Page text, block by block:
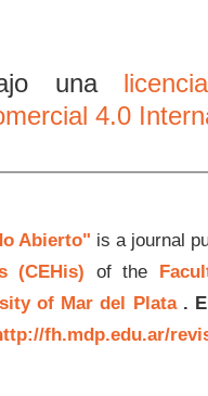
una
4.0
Abierto" is a journal
(CEHis) of the
of Mar del Plata.
fh.mdp.edu.ar/